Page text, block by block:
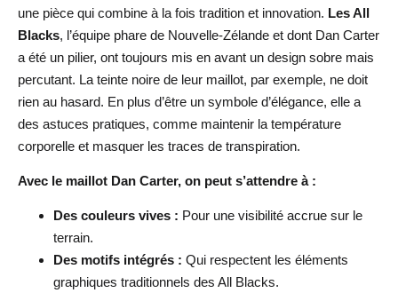
une pièce qui combine à la fois tradition et innovation. Les All
Blacks, l’équipe phare de Nouvelle-Zélande et dont Dan Carter
a été un pilier, ont toujours mis en avant un design sobre mais
percutant. La teinte noire de leur maillot, par exemple, ne doit
rien au hasard. En plus d’être un symbole d’élégance, elle a
des astuces pratiques, comme maintenir la température
corporelle et masquer les traces de transpiration.
Avec le maillot Dan Carter, on peut s’attendre à :
Des couleurs vives : Pour une visibilité accrue sur le
terrain.
Des motifs intégrés : Qui respectent les éléments
graphiques traditionnels des All Blacks.